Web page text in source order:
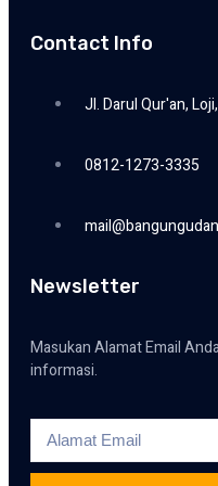
Contact Info
Jl. Darul Qur'an,
0812-1273-3335
Newsletter
Masukan Alamat Email
informasi.